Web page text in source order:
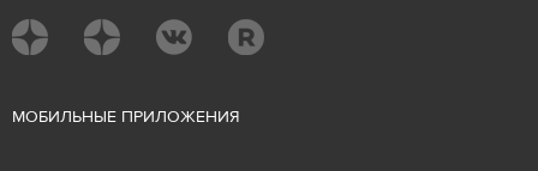
МОБИЛЬНЫЕ ПРИЛОЖЕНИЯ